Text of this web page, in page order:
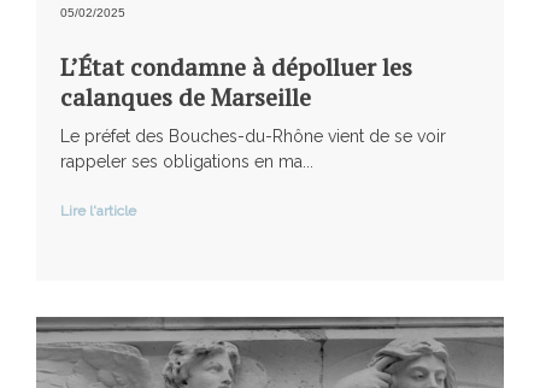
05/02/2025
L’État condamne à dépolluer les
calanques de Marseille
Le préfet des Bouches-du-Rhône vient de se voir
rappeler ses obligations en ma...
Lire l'article